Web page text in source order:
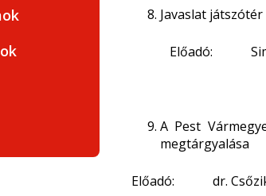
Javaslat
Előadó: Simó
A Pest
megtárgyalása
Előadó: dr. Csőzik